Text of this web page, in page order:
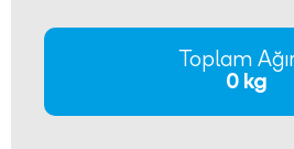
Toplam
0 kg